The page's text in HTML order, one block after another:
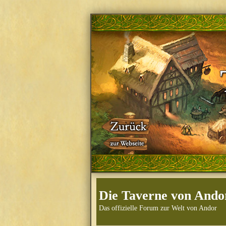
Die Taverne von
Das offizielle Forum zur Welt von Andor